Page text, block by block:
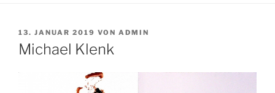
VERÖFFENTLICHT
AM
13. JANUAR 2019 VON ADMIN
Michael Klenk